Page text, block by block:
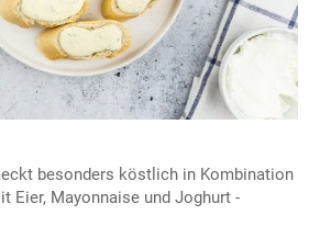
besonders köstlich in Kombination
Eier, Mayonnaise und Joghurt -